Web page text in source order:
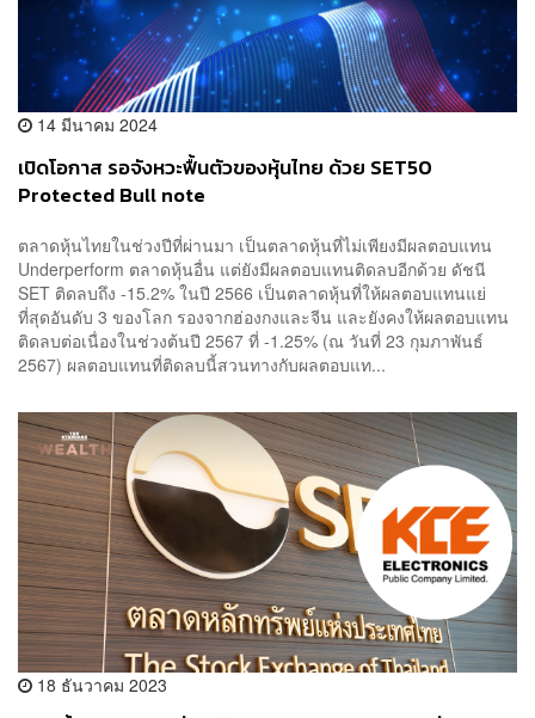
14 มีนาคม 2024
เปิดโอกาส รอจังหวะฟื้นตัวของหุ้นไทย ด้วย SET50
Protected Bull note
ตลาดหุ้นไทยในช่วงปีที่ผ่านมา เป็นตลาดหุ้นที่ไม่เพียงมีผลตอบแทน
Underperform ตลาดหุ้นอื่น แต่ยังมีผลตอบแทนติดลบอีกด้วย ดัชนี
SET ติดลบถึง -15.2% ในปี 2566 เป็นตลาดหุ้นที่ให้ผลตอบแทนแย่
ที่สุดอันดับ 3 ของโลก รองจากฮ่องกงและจีน และยังคงให้ผลตอบแทน
ติดลบต่อเนื่องในช่วงต้นปี 2567 ที่ -1.25% (ณ วันที่ 23 กุมภาพันธ์
2567) ผลตอบแทนที่ติดลบนี้สวนทางกับผลตอบแท...
18 ธันวาคม 2023